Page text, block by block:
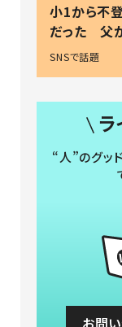
小1から不登
だった 父
る理由と
SNSで話題
ラ
“人”のグッ
お問